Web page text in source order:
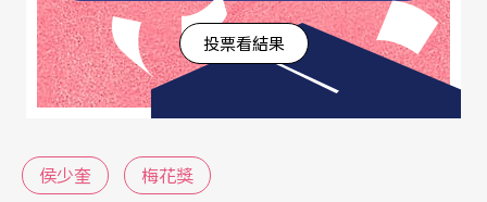
哭，卻往往累到情不自禁地淚流不止」，過程雖
苦，打下的功夫卻是深刻扎實的。對於父親的敎
導，侯少奎更是感念在心，特別提及父親在病榻上
脚步和韻律須密切相合，才能在提脚落脚間讓肢體
投票看結果
侯少奎 梅花獎